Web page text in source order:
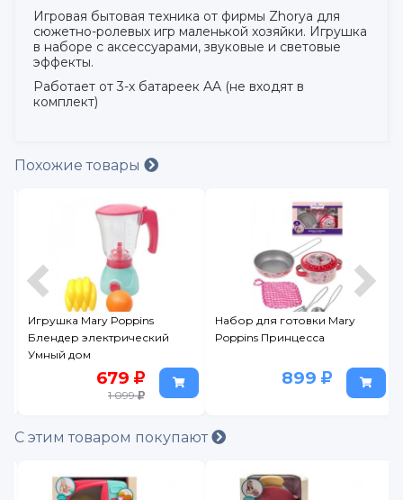
Игровая бытовая техника от фирмы Zhorya для
сюжетно-ролевых игр маленькой хозяйки. Игрушка
в наборе с аксессуарами, звуковые и световые
эффекты.
Работает от 3-х батареек AA (не входят в
комплект)
Похожие товары
Игрушка Mary Poppins
Блендер электрический
Умный дом
679
1 099
Набор для готовки Mary
Poppins Принцесса
899
С этим товаром покупают